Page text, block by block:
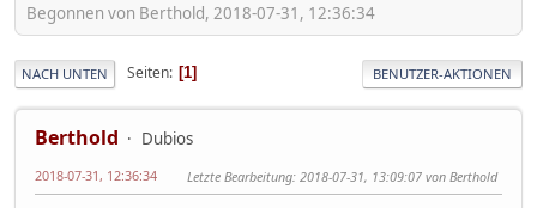
Begonnen von Berthold, 2018-07-31, 12:36:34
NACH UNTEN Seiten 1 BENUTZER-AKTIONEN
Berthold Dubios
2018-07-31, 12:36:34 Letzte Bearbeitung: 2018-07-31, 13:09:07 von Berthold